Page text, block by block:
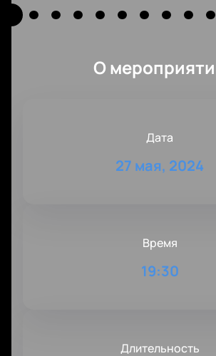
О
Дата
27 мая, 2024
Время
19:30
Длительность